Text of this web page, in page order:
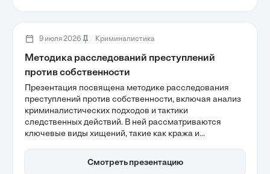
9 июля 2026 Криминалистика
Методика расследований преступлений
против собственности
Презентация посвящена методике расследования
преступлений против собственности, включая анализ
криминалистических подходов и тактики
следственных действий. В ней рассматриваются
ключевые виды хищений, такие как кража и
криминалистической характеристики для
эффективного планирования расследования.
Смотреть презентацию